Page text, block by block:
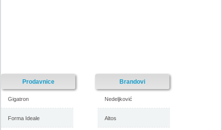
-istekla akcija-
Prodavnice
Gigatron
Forma Ideale
Brandovi
Nedeljković
Altos